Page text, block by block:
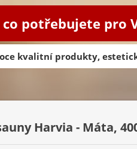
co potřebujete pro
kvalitní produkty,
Harvia - Máta,